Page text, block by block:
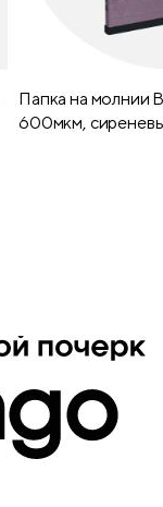
Папка на молнии
600мкм,